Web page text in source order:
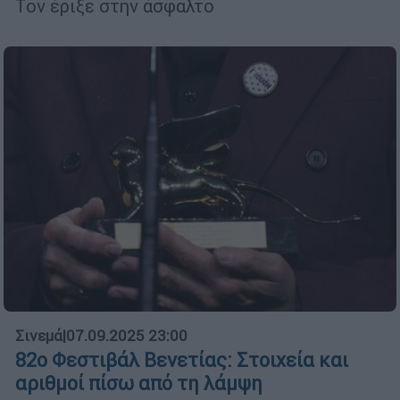
Τον έριξε στην άσφαλτο
Σινεμά|07.09.2025 23:00
82ο Φεστιβάλ Βενετίας: Στοιχεία και
αριθμοί πίσω από τη λάμψη